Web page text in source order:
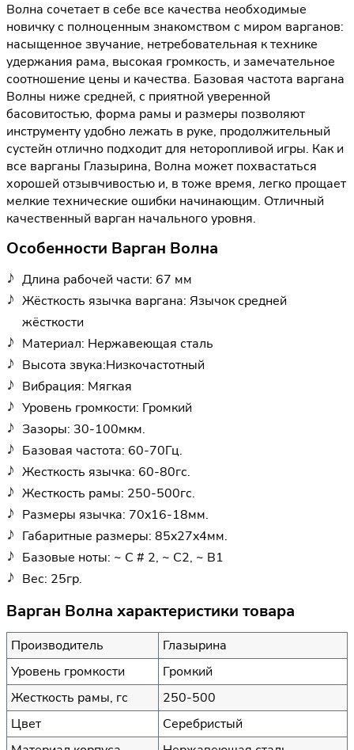
Волна сочетает в себе все качества необходимые
новичку с полноценным знакомством с миром варганов:
насыщенное звучание, нетребовательная к технике
удержания рама, высокая громкость, и замечательное
соотношение цены и качества. Базовая частота варгана
Волны ниже средней, с приятной уверенной
басовитостью, форма рамы и размеры позволяют
инструменту удобно лежать в руке, продолжительный
сустейн отлично подходит для неторопливой игры. Как и
все варганы Глазырина, Волна может похвастаться
хорошей отзывчивостью и, в тоже время, легко прощает
мелкие технические ошибки начинающим. Отличный
качественный варган начального уровня.
Особенности Варган Волна
Длина рабочей части: 67 мм
Жёсткость язычка варгана: Язычок средней
жёсткости
Материал: Нержавеющая сталь
Высота звука:Низкочастотный
Вибрация: Мягкая
Уровень громкости: Громкий
Зазоры: 30-100мкм.
Базовая частота: 60-70Гц.
Жесткость язычка: 60-80гс.
Жесткость рамы: 250-500гс.
Размеры язычка: 70x16-18мм.
Габаритные размеры: 85x27x4мм.
Базовые ноты: ~ C # 2, ~ C2, ~ B1
Вес: 25гр.
Варган Волна характеристики товара
Производитель
Глазырина
Уровень громкости
Громкий
Жесткость рамы, гс
250-500
Цвет
Серебристый